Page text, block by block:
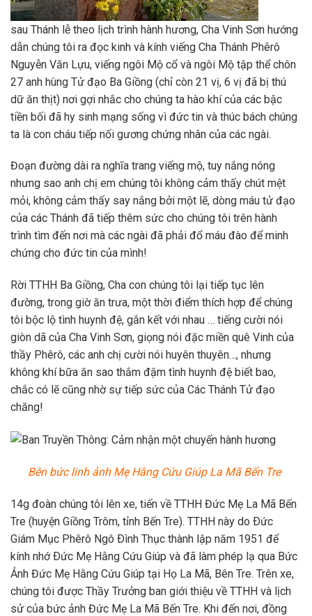
sau Thánh lễ theo lịch trình hành hương, Cha Vinh Sơn hướng
dẫn chúng tôi ra đọc kinh và kính viếng Cha Thánh Phêrô
Nguyễn Văn Lựu, viếng ngôi Mộ cổ và ngôi Mộ tập thể chôn
27 anh hùng Tử đạo Ba Giồng (chỉ còn 21 vị, 6 vị đã bị thú
dữ ăn thịt) nơi gợi nhắc cho chúng ta hào khí của các bậc
tiền bối đã hy sinh mạng sống vì đức tin và thúc bách chúng
ta là con cháu tiếp nối gương chứng nhân của các ngài.
Đoạn đường dài ra nghĩa trang viếng mộ, tuy nắng nóng
nhưng sao anh chị em chúng tôi không cảm thấy chút mệt
mỏi, không cảm thấy say nắng bởi một lẽ, dòng máu tử đạo
của các Thánh đã tiếp thêm sức cho chúng tôi trên hành
trình tìm đến nơi mà các ngài đã phải đổ máu đào để minh
chứng cho đức tin của mình!
Rời TTHH Ba Giồng, Cha con chúng tôi lại tiếp tục lên
đường, trong giờ ăn trưa, một thời điểm thích hợp để chúng
tôi bộc lộ tình huynh đệ, gắn kết với nhau … tiếng cười nói
giòn dã của Cha Vinh Sơn, giọng nói đặc miền quê Vinh của
thầy Phêrô, các anh chị cười nói huyên thuyên…, nhưng
không khí bữa ăn sao thắm đậm tình huynh đệ biết bao,
chắc có lẽ cũng nhờ sự tiếp sức của Các Thánh Tử đạo
chăng!
Bên bức linh ảnh Mẹ Hằng Cứu Giúp La Mã Bến Tre
14g đoàn chúng tôi lên xe, tiến về TTHH Đức Mẹ La Mã Bến
Tre (huyện Giồng Trôm, tỉnh Bến Tre). TTHH này do Ðức
Giám Mục Phêrô Ngô Ðình Thục thành lập năm 1951 để
kính nhớ Ðức Mẹ Hằng Cứu Giúp và đã làm phép lạ qua Bức
Ảnh Đức Mẹ Hằng Cứu Giúp tại Họ La Mã, Bên Tre. Trên xe,
chúng tôi được Thầy Trưởng ban giới thiệu về TTHH và lịch
sử của bức ảnh Đức Mẹ La Mã Bến Tre. Khi đến nơi, đồng